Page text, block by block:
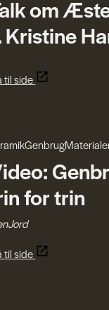
om
Kristine
til side
Genbrug
for trin
til side